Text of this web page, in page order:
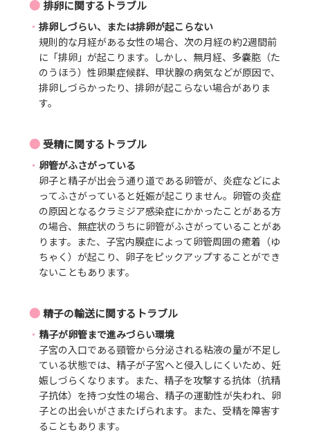
● 排卵に関するトラブル
排卵しづらい、または排卵が起こらない
規則的な月経がある女性の場合、次の月経の約2週間前
に「排卵」が起こります。しかし、無月経、多嚢胞（た
のうほう）性卵巣症候群、甲状腺の病気などが原因で、
排卵しづらかったり、排卵が起こらない場合がありま
す。
●受精に関するトラブル
卵管がふさがっている
卵子と精子が出会う通り道である卵管が、炎症などによ
ってふさがっていると妊娠が起こりません。卵管の炎症
の原因となるクラミジア感染症にかかったことがある方
の場合、無症状のうちに卵管がふさがっていることがあ
ります。また、子宮内膜症によって卵管周囲の癒着（ゆ
ちゃく）が起こり、卵子をピックアップすることができ
ないこともあります。
●精子の輸送に関するトラブル
精子が卵管まで進みづらい環境
子宮の入口である頸管から分泌される粘液の量が不足し
ている状態では、精子が子宮へと侵入しにくいため、妊
娠しづらくなります。また、精子を攻撃する抗体（抗精
子抗体）を持つ女性の場合、精子の運動性が失われ、卵
子との出会いがさまたげられます。また、受精を障害す
ることもあります。